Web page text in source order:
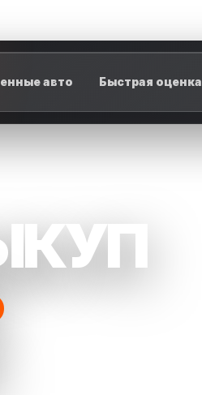
авто Быстрая оценка